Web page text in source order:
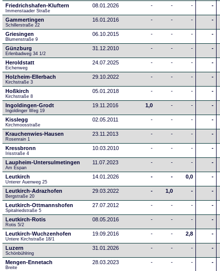
Friedrichshafen-Kluftern
Immenstaader Straße
08.01.2026 - - - -
Gammertingen
Schillerstraße 22
16.01.2016 - - - -
Griesingen
Blumenstraße 9
06.10.2015 - - - -
Günzburg
Erlenbadweg 34 1/2
31.12.2010 - - - -
Heroldstatt
Eichenweg
24.07.2025 - - - -
Holzheim-Ellerbach
Kirchstraße 3
29.10.2022 - - - -
Hoßkirch
Kirchstraße 8
05.01.2018 - - - -
Ingoldingen-Grodt
Ingoldinger Weg 19
19.11.2016 1,0 - - -
Kisslegg
Kirchmoosstraße
02.05.2011 - - - -
Krauchenwies-Hausen
Rosenrain 1
23.11.2013 - - - -
Kressbronn
Irisstraße 4
10.03.2010 - - - -
Laupheim-Untersulmetingen
Am Espan
11.07.2023 - - - -
Leutkirch
Unterer Auenweg 25
14.01.2026 - - 0,0 -
Leutkirch-Adrazhofen
Bergstraße 20
29.03.2022 - 1,0 - -
Leutkirch-Ottmannshofen
Spitalriedstraße 5
27.07.2012 - - - -
Leutkirch-Rotis
Rotis 5/2
08.05.2016 - - - -
Leutkirch-Wuchzenhofen
Untere Kirchstraße 18/1
19.09.2016 - - 2,8 -
Luzern
Schönbühlring
31.01.2026 - - - -
Mengen-Ennetach
Breite
28.03.2023 - - - -